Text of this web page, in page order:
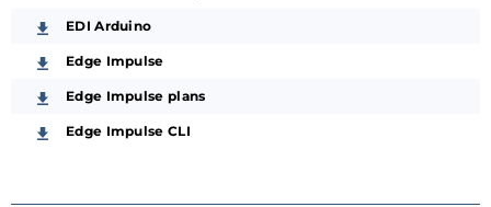
EDI Arduino
Edge Impulse
Edge Impulse plans
Edge Impulse CLI